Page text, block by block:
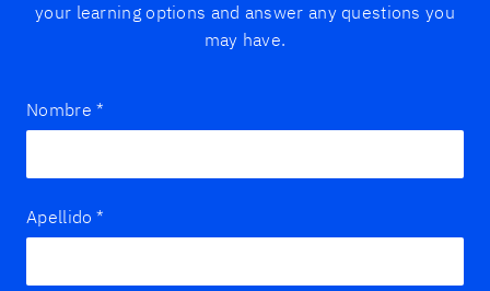
your learning options and answer any questions you
may have.
Nombre *
Apellido *